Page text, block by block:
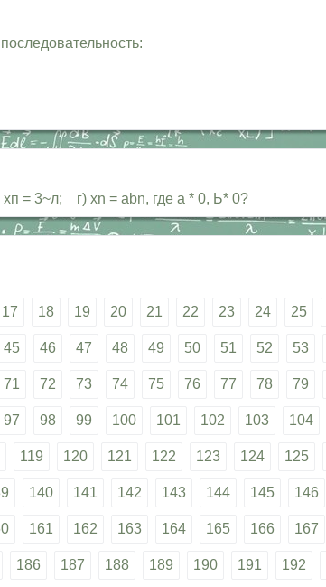
= 3~л; г) xn = abn, где а * 0, Ь* 0?
17 18 19 20 21 22 23 24 25
45 46 47 48 49 50 51 52 53
71 72 73 74 75 76 77 78 79
97 98 99 100 101 102 103 104
119 120 121 122 123 124 125
140 141 142 143 144 145 146
161 162 163 164 165 166 167
186 187 188 189 190 191 192